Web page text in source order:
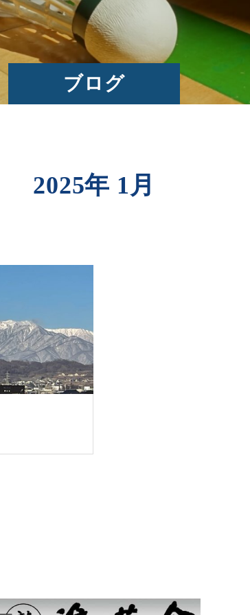
ブログ
2025年 1月